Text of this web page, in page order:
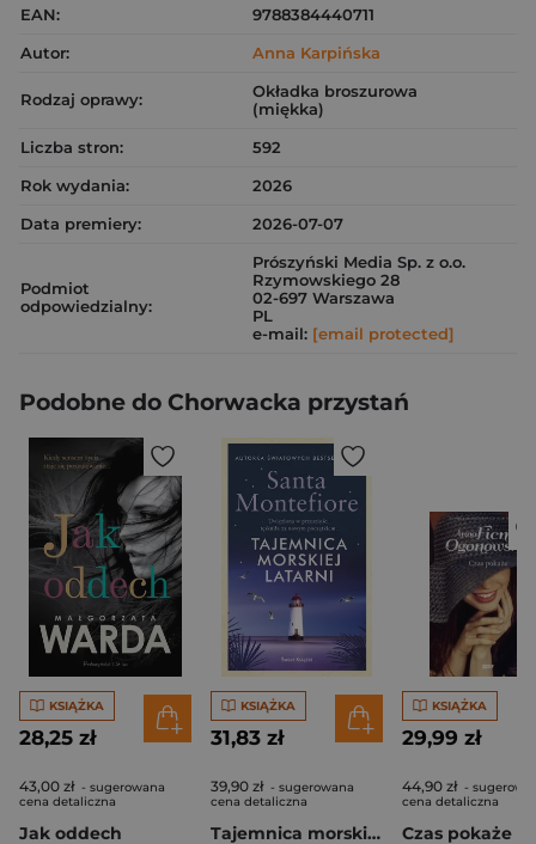
EAN:
9788384440711
Autor:
Anna Karpińska
Rodzaj oprawy:
Okładka broszurowa
(miękka)
Liczba stron:
592
Rok wydania:
2026
Data premiery:
2026-07-07
Podmiot
odpowiedzialny:
Prószyński Media Sp. z o.o.
Rzymowskiego 28
02-697 Warszawa
PL
e-mail: [email protected]
Podobne do Chorwacka przystań
KSIĄŻKA
28,25 zł
43,00 zł - sugerowana
cena detaliczna
Jak oddech
KSIĄŻKA
31,83 zł
39,90 zł - sugerowana
cena detaliczna
Tajemnica morskiej latarni
KSIĄŻKA
29,99 zł
44,90 zł -
cena detaliczna
Czas pokaże